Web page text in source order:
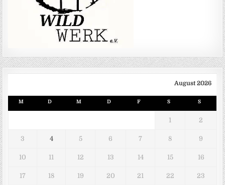
August 2026
M D M D F S S
1 2
3 4 5 6 7 8 9
10 11 12 13 14 15 16
17 18 19 20 21 22 23